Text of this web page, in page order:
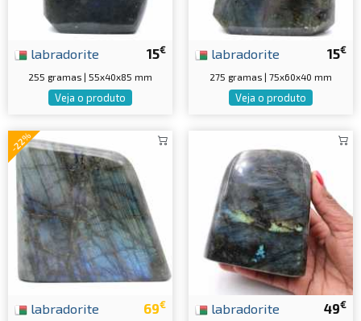
15€
labradorite
255 gramas | 55x40x85 mm
Veja o produto
15€
labradorite
275 gramas | 75x60x40 mm
Veja o produto
-22%
69€
labradorite 49€
labradorite